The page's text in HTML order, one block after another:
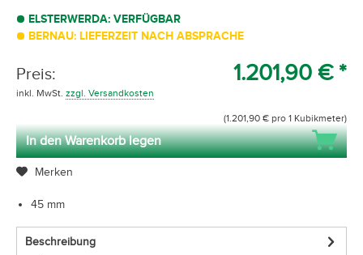
ELSTERWERDA: VERFÜGBAR
BERNAU: LIEFERZEIT NACH ABSPRACHE
Preis: 1.201,90 € *
inkl. MwSt. zzgl. Versandkosten
(1.201,90 € pro 1 Kubikmeter)
In den Warenkorb legen
Merken
45 mm
Beschreibung